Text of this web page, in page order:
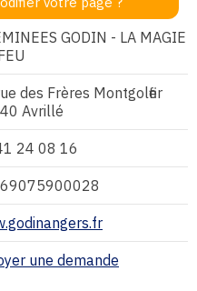
GODIN - LA MAGIE
des Frères Montgolfier
Avrillé
24 08 16
une demande